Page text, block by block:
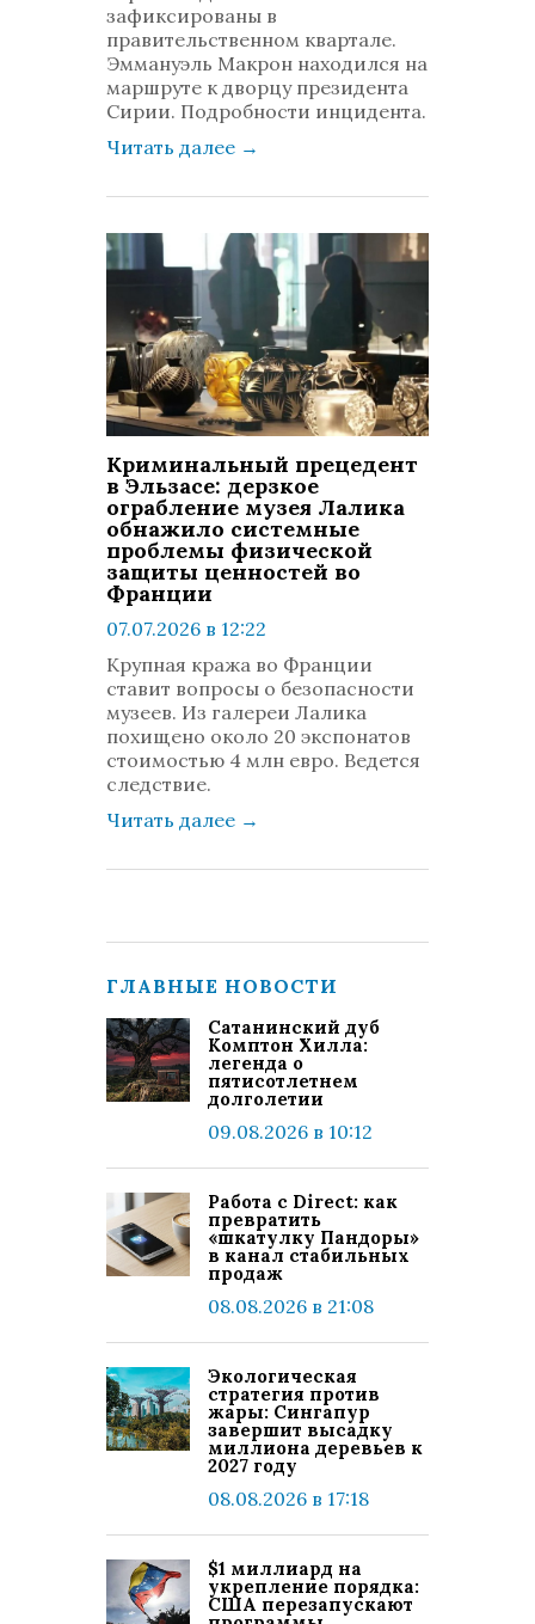
зафиксированы в
правительственном квартале.
Эммануэль Макрон находился на
маршруте к дворцу президента
Сирии. Подробности инцидента.
Читать далее →
Криминальный прецедент
в Эльзасе: дерзкое
ограбление музея Лалика
обнажило системные
проблемы физической
защиты ценностей во
Франции
07.07.2026 в 12:22
просмотров: 513
комментариев: 0
Крупная кража во Франции
ставит вопросы о безопасности
музеев. Из галереи Лалика
похищено около 20 экспонатов
стоимостью 4 млн евро. Ведется
следствие.
Читать далее →
ГЛАВНЫЕ НОВОСТИ
Сатанинский дуб
Комптон Хилла:
легенда о
пятисотлетнем
долголетии
09.08.2026 в 10:12
Работа с Direct: как
превратить
«шкатулку Пандоры»
в канал стабильных
продаж
08.08.2026 в 21:08
Экологическая
стратегия против
жары: Сингапур
завершит высадку
миллиона деревьев к
2027 году
08.08.2026 в 17:18
$1 миллиард на
укрепление порядка:
США перезапускают